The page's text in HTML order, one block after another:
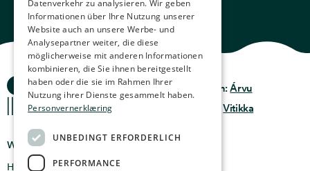
Ocean Stories
Wo findet man uns
Holmen 4b, 9750 Honningsvåg, Norwegen
Datenschutz &
Richtlinie
Nutzungsbedingungen
Design:Árvu
Code:Vitikka
FRENCH
SPANISH
FINNISH
CHINESE (TRADITIONAL)
Datenverkehr zu analysieren. Wir geben
Informationen über Ihre Nutzung unserer
Website auch an unsere Werbe- und
Analysepartner weiter, die diese
möglicherweise mit anderen Informationen
kombinieren, die Sie ihnen bereitgestellt
haben oder die sie im Rahmen Ihrer
Nutzung ihrer Dienste gesammelt haben.
Personvernerklæring
UNBEDINGT ERFORDERLICH
PERFORMANCE